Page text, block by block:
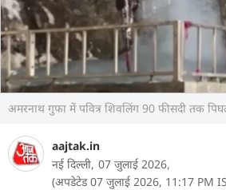
अमरनाथ गुफा में पवित्र शिवलिंग 90 फीसदी तक
aajtak.in
नई दिल्ली, 07 जुलाई 2026,
(अपडेटेड 07 जुलाई 2026, 11:17 PM